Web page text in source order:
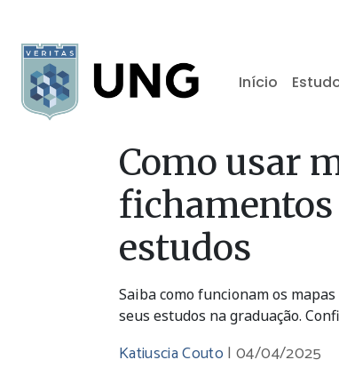
Início
Como usar
estudos
Saiba como funcionam os
seus estudos na graduação.
Katiuscia Couto |04/04/2025